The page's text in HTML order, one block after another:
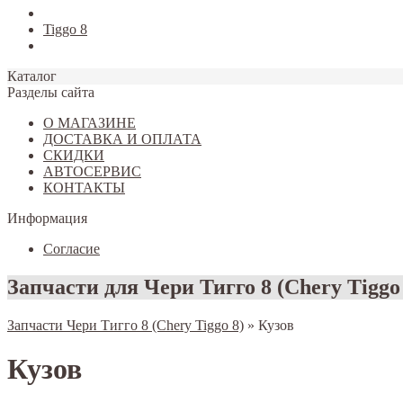
Tiggo 8
Каталог
Разделы сайта
О МАГАЗИНЕ
ДОСТАВКА И ОПЛАТА
СКИДКИ
АВТОСЕРВИС
КОНТАКТЫ
Информация
Согласие
Запчасти для Чери Тигго 8 (Chery
Запчасти Чери Тигго 8 (Chery Tiggo 8) » Кузов
Кузов